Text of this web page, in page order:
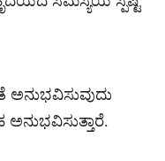
ಅನುಭವಿಸುವುದು